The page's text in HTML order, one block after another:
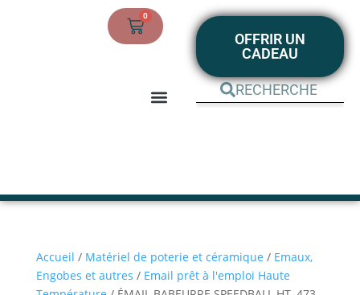
0
OFFRIR UN
CADEAU
Accueil / Matériel de poterie et céramique / Emaux,
Engobes et autres / Email prêt à l'emploi Haute